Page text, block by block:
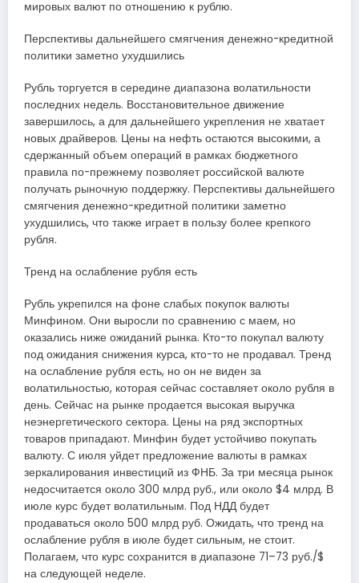
мировых валют по отношению к рублю.
Перспективы дальнейшего смягчения денежно-кредитной
политики заметно ухудшились
Рубль торгуется в середине диапазона волатильности
последних недель. Восстановительное движение
завершилось, а для дальнейшего укрепления не хватает
новых драйверов. Цены на нефть остаются высокими, а
сдержанный объем операций в рамках бюджетного
правила по-прежнему позволяет российской валюте
получать рыночную поддержку. Перспективы дальнейшего
смягчения денежно-кредитной политики заметно
ухудшились, что также играет в пользу более крепкого
рубля.
Тренд на ослабление рубля есть
Рубль укрепился на фоне слабых покупок валюты
Минфином. Они выросли по сравнению с маем, но
оказались ниже ожиданий рынка. Кто-то покупал валюту
под ожидания снижения курса, кто-то не продавал. Тренд
на ослабление рубля есть, но он не виден за
волатильностью, которая сейчас составляет около рубля в
день. Сейчас на рынке продается высокая выручка
неэнергетического сектора. Цены на ряд экспортных
товаров припадают. Минфин будет устойчиво покупать
валюту. С июля уйдет предложение валюты в рамках
зеркалирования инвестиций из ФНБ. За три месяца рынок
недосчитается около 300 млрд руб., или около $4 млрд. В
июле курс будет волатильным. Под НДД будет
продаваться около 500 млрд руб. Ожидать, что тренд на
ослабление рубля в июле будет сильным, не стоит.
Полагаем, что курс сохранится в диапазоне 71–73 руб./$
на следующей неделе.